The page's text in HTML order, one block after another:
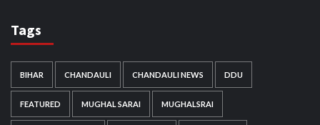
Tags
BIHAR CHANDAULI CHANDAULI NEWS DDU
FEATURED MUGHAL SARAI MUGHALSRAI